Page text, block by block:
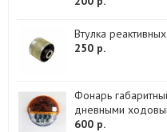
Втулка
250 р.
Фонарь
дневными
600 р.